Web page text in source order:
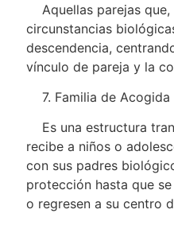
Aquellas parejas
circunstancias
descendencia,
vínculo de pareja y la
7. Familia de Acogida
Es una estructura
recibe a niños o
con sus padres
protección hasta que
o regresen a su centro